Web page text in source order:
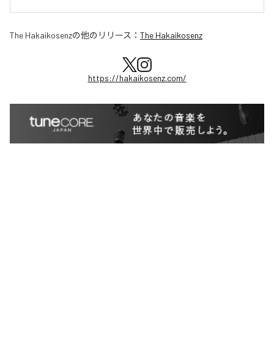
The Hakaikosenzの他のリリース： The Hakaikosenz
https://hakaikosenz.com/